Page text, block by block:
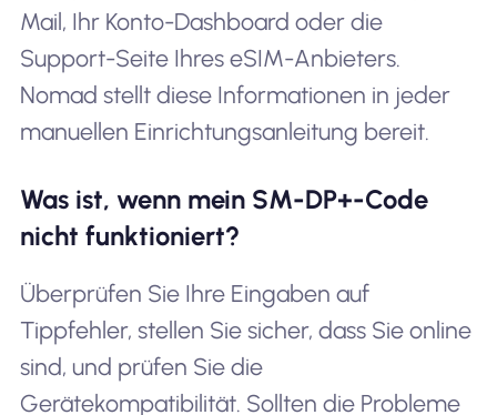
Mail, Ihr Konto-Dashboard oder die
Support-Seite Ihres eSIM-Anbieters.
Nomad stellt diese Informationen in jeder
manuellen Einrichtungsanleitung bereit.
Was ist, wenn mein SM-DP+-Code
nicht funktioniert?
Überprüfen Sie Ihre Eingaben auf
Tippfehler, stellen Sie sicher, dass Sie online
sind, und prüfen Sie die
Gerätekompatibilität. Sollten die Probleme